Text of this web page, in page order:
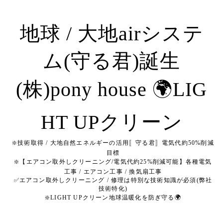
地球 / 大地airシステ
ム(守る君)誕生
(株)pony house 🌍LIG
HT UPクリーン
❇️技術取得 / 大地自然エネルギーの活用〚守る君〛電気代約50%削減
目標
❇️【エアコン取外しクリーニング/電気代約25%削減可能】各種電気
工事 / エアコン工事 / 換気扇工事
✅エアコン取外しクリーニング / 修理は特別な技術知識が必須(弊社
技術特化)
❇️LIGHT UPクリーン地球温暖化を防ぎ守る🌍